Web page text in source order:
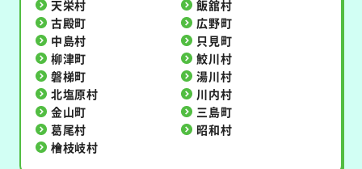
天栄村
飯舘村
古殿町
広野町
中島村
只見町
柳津町
鮫川村
磐梯町
湯川村
北塩原村
川内村
金山町
三島町
葛尾村
昭和村
檜枝岐村